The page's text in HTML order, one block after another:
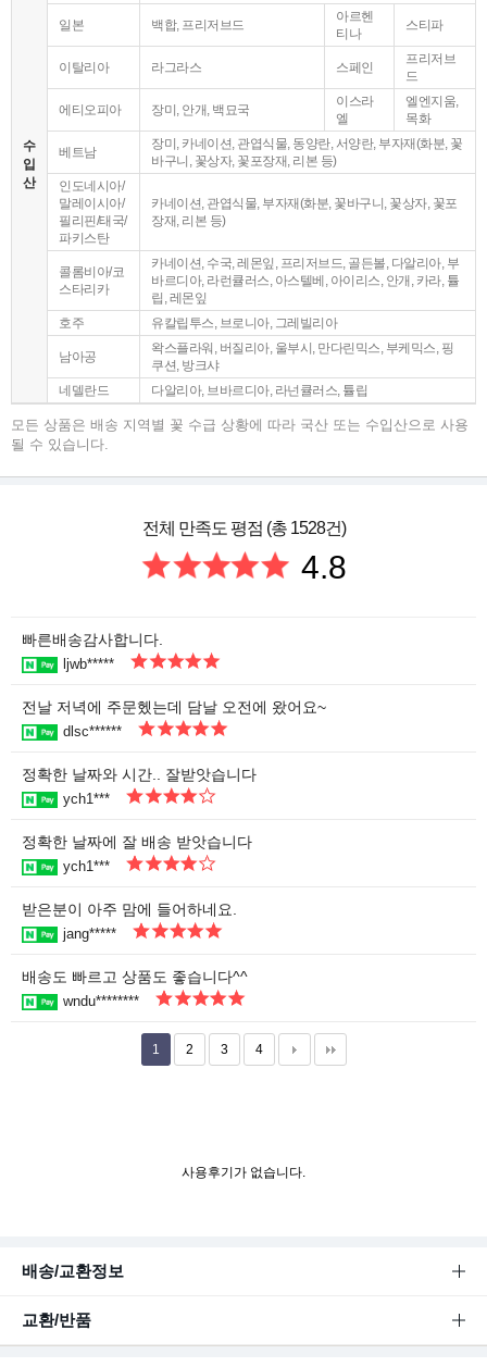
수
입
산
일본 백합, 프리저브드
아르헨
티나
스티파
이탈리아 라그라스 스페인
프리저브
드
에티오피아 장미, 안개, 백묘국
이스라
엘
엘엔지움,
목화
베트남
장미, 카네이션, 관엽식물, 동양란, 서양란, 부자재(화분, 꽃
바구니, 꽃상자, 꽃포장재, 리본 등)
인도네시아/
말레이시아/
필리핀/태국/
파키스탄
카네이션, 관엽식물, 부자재(화분, 꽃바구니, 꽃상자, 꽃포
장재, 리본 등)
콜롬비아/코
스타리카
카네이션, 수국, 레몬잎, 프리저브드, 골든볼, 다알리아, 부
바르디아, 라런큘러스, 아스텔베, 아이리스, 안개, 카라, 튤
립, 레몬잎
호주
유칼립투스, 브로니아, 그레빌리아
남아공
왁스플라워, 버질리아, 울부시, 만다린믹스, 부케믹스, 핑
쿠션, 방크샤
네델란드
다알리아, 브바르디아, 라넌큘러스, 튤립
모든 상품은 배송 지역별 꽃 수급 상황에 따라 국산 또는 수입산으로 사용
될 수 있습니다.
전체 만족도 평점 (총 1528건)
4.8
빠른배송감사합니다.
ljwb*****
전날 저녁에 주문헸는데 담날 오전에 왔어요~
dlsc******
정확한 날짜와 시간.. 잘받앗습니다
ych1***
정확한 날짜에 잘 배송 받앗습니다
ych1***
받은분이 아주 맘에 들어하네요.
jang*****
배송도 빠르고 상품도 좋습니다^^
wndu********
1 2 3 4
사용후기가 없습니다.
배송/교환정보
교환/반품